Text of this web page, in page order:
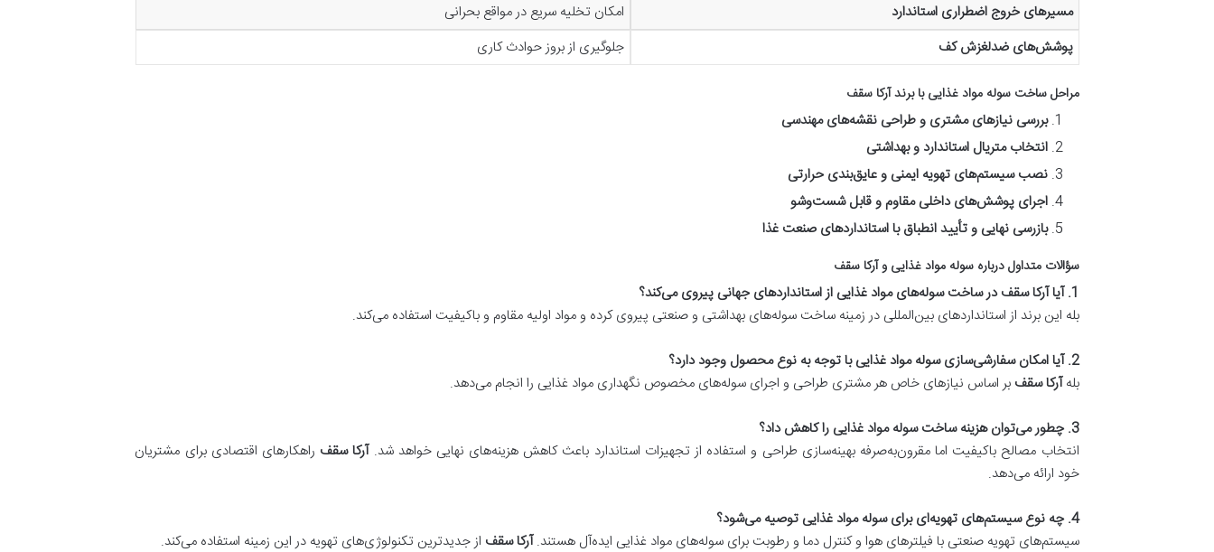
مسیرهای خروج اضطراری استاندارد
امکان تخلیه سریع در مواقع بحرانی
پوشش‌های ضدلغزش کف
جلوگیری از بروز حوادث کاری
مراحل ساخت سوله مواد غذایی با برند آرکا سقف
بررسی نیازهای مشتری و طراحی نقشه‌های مهندسی
انتخاب متریال استاندارد و بهداشتی
نصب سیستم‌های تهویه ایمنی و عایق‌بندی حرارتی
اجرای پوشش‌های داخلی مقاوم و قابل شست‌وشو
بازرسی نهایی و تأیید انطباق با استانداردهای صنعت غذا
سؤالات متداول درباره سوله مواد غذایی و آرکا سقف
1. آیا آرکا سقف در ساخت سوله‌های مواد غذایی از استانداردهای جهانی پیروی می‌کند؟
بله این برند از استانداردهای بین‌المللی در زمینه ساخت سوله‌های بهداشتی و صنعتی پیروی کرده و مواد اولیه مقاوم و باکیفیت استفاده می‌کند.
2. آیا امکان سفارشی‌سازی سوله مواد غذایی با توجه به نوع محصول وجود دارد؟
بلهآرکا سقف بر اساس نیازهای خاص هر مشتری طراحی و اجرای سوله‌های مخصوص نگهداری مواد غذایی را انجام می‌دهد.
3. چطور می‌توان هزینه ساخت سوله مواد غذایی را کاهش داد؟
انتخاب مصالح باکیفیت اما مقرون‌به‌صرفه بهینه‌سازی طراحی و استفاده از تجهیزات استاندارد باعث کاهش هزینه‌های نهایی خواهد شد.آرکا سقف راهکارهای اقتصادی برای مشتریان
خود ارائه می‌دهد.
4. چه نوع سیستم‌های تهویه‌ای برای سوله مواد غذایی توصیه می‌شود؟
سیستم‌های تهویه صنعتی با فیلترهای هوا و کنترل دما و رطوبت برای سوله‌های مواد غذایی ایده‌آل هستند.آرکا سقف از جدیدترین تکنولوژی‌های تهویه در این زمینه استفاده می‌کند.